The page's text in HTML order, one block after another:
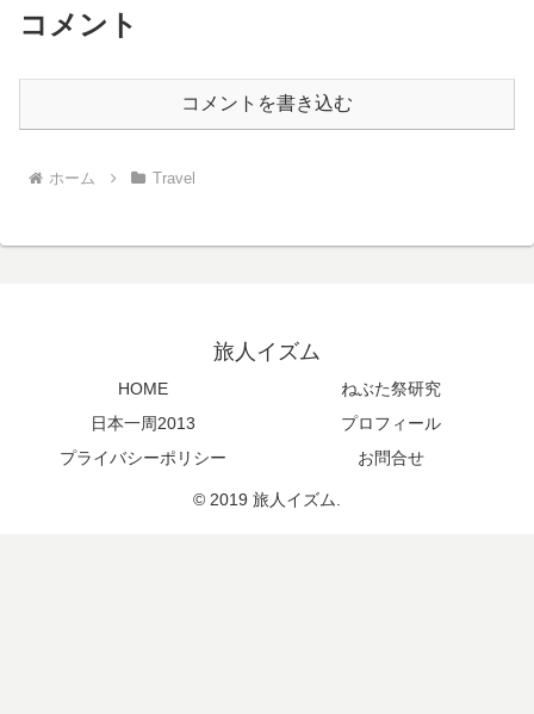
コメント
コメントを書き込む
ホーム Travel
旅人イズム
HOME
ねぶた祭研究
日本一周2013
プロフィール
プライバシーポリシー
お問合せ
© 2019 旅人イズム.